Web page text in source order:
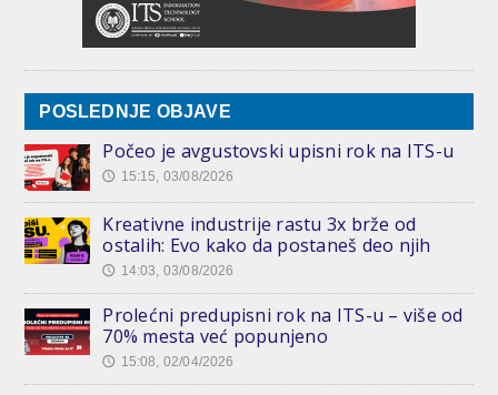
POSLEDNJE OBJAVE
Počeo je avgustovski upisni rok na ITS-u
🕔 15:15, 03/08/2026
Kreativne industrije rastu 3x brže od
ostalih: Evo kako da postaneš deo njih
🕔 14:03, 03/08/2026
Prolećni predupisni rok na ITS-u – više od
70% mesta već popunjeno
🕔 15:08, 02/04/2026